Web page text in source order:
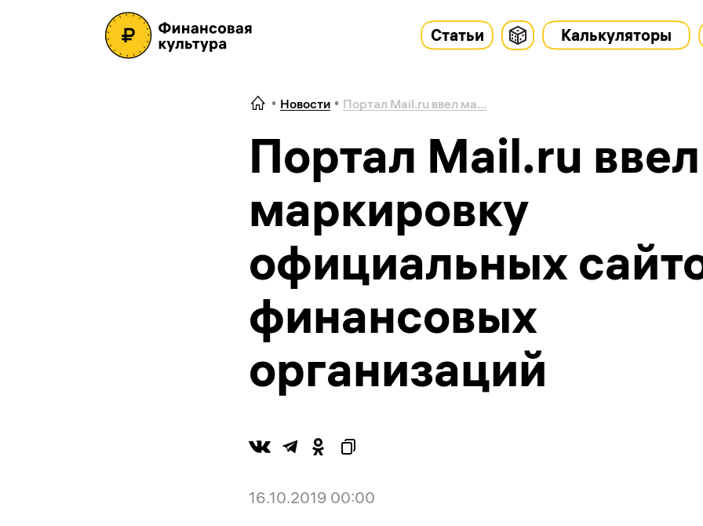
Статьи Калькуляторы
Новости Портал Mail.ru ввел ма...
Портал Mail.ru ввел
маркировку
официальных
финансовых
организаций
16.10.2019 00:00